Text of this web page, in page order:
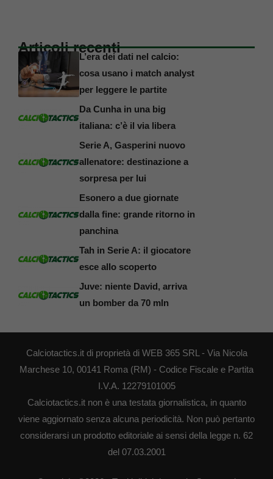
Articoli recenti
L’era dei dati nel calcio:
cosa usano i match analyst
per leggere le partite
Da Cunha in una big
italiana: c’è il via libera
Serie A, Gasperini nuovo
allenatore: destinazione a
sorpresa per lui
Esonero a due giornate
dalla fine: grande ritorno in
panchina
Tah in Serie A: il giocatore
esce allo scoperto
Juve: niente David, arriva
un bomber da 70 mln
Calciotactics.it di proprietà di WEB 365 SRL - Via Nicola
Marchese 10, 00141 Roma (RM) - Codice Fiscale e Partita
I.V.A. 12279101005
Calciotactics.it non è una testata giornalistica, in quanto
viene aggiornato senza alcuna periodicità. Non può pertanto
considerarsi un prodotto editoriale ai sensi della legge n. 62
del 07.03.2001